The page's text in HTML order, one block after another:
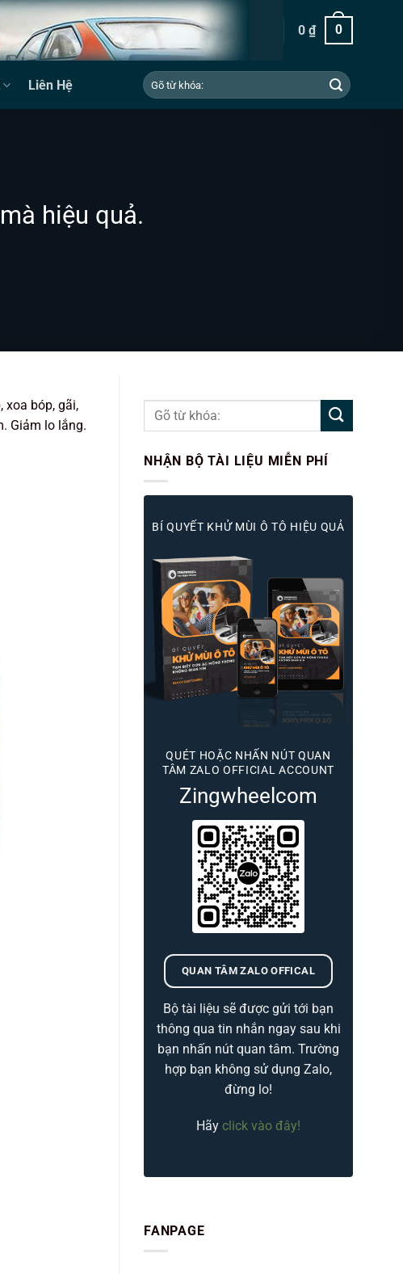
0₫ 0
Liên Hệ
Tìm
kiếm:
hiệu quả.
xoa bóp, gãi,
Giảm lo lắng.
NHẬN BỘ TÀI LIỆU MIỄN PHÍ
BÍ QUYẾT KHỬ MÙI Ô TÔ HIỆU QUẢ
QUÉT HOẶC NHẤN NÚT QUAN
TÂM ZALO OFFICIAL ACCOUNT
Zingwheelcom
QUAN TÂM ZALO OFFICAL
Bộ tài liệu sẽ được gửi tới bạn
thông qua tin nhắn ngay sau khi
bạn nhấn nút quan tâm. Trường
hợp bạn không sử dụng Zalo,
đừng lo!
Hãy click vào đây!
FANPAGE